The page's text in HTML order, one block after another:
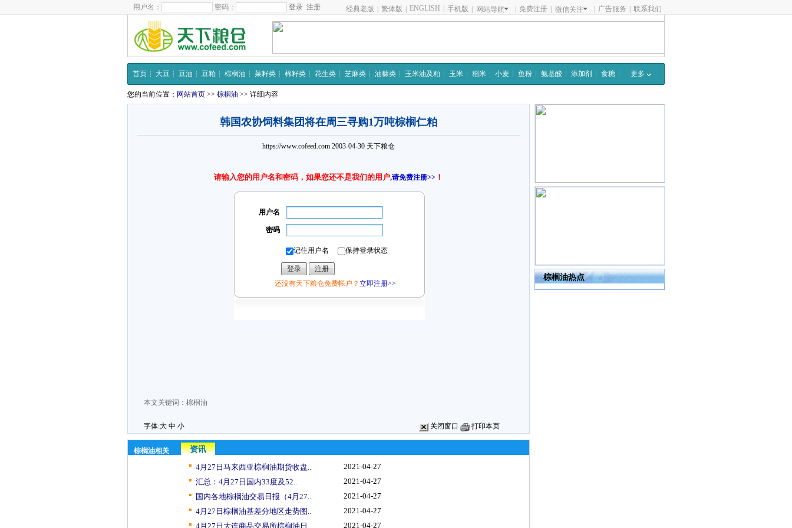
用户名： 密码： 注册 经典老版 繁体版 ENGLISH 手机版 网站导航 免费注册 微信关注 广告服务 联系我们
首页 大豆 豆油 豆粕 棕榈油 菜籽类 棉籽类 花生类 芝麻类 油糠类 玉米油及粕 玉米 稻米 小麦 鱼粉 氨基酸 添加剂 食糖 更多
您的当前位置： 网站首页 >> 棕榈油 >> 详细内容
韩国农协饲料集团将在周三寻购1万吨棕榈仁粕
https://www.cofeed.com 2003-04-30 天下粮仓
请输入您的用户名和密码，如果您还不是我们的用户,请免费注册>> ！
用户名
密码
记住用户名 保持登录状态
还没有天下粮仓免费帐户？ 立即注册>>
本文关键词： 棕榈油
字体:大 中 小 关闭窗口 打印本页
棕榈油相关
资讯
4月27日马来西亚棕榈油期货收盘..
2021-04-27
汇总：4月27日国内33度及52..
2021-04-27
国内各地棕榈油交易日报（4月27..
2021-04-27
4月27日棕榈油基差分地区走势图..
2021-04-27
4月27日大连商品交易所棕榈油日..
2021-04-27
棕榈油热点